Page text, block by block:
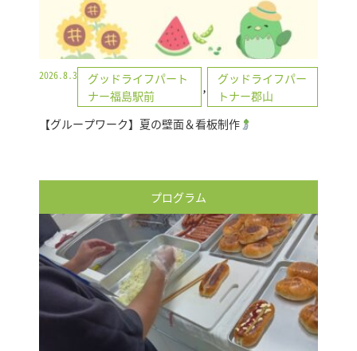
2026.8.3
グッドライフパート
ナー福島駅前
,
グッドライフパー
トナー郡山
【グループワーク】夏の壁面＆看板制作
プログラム